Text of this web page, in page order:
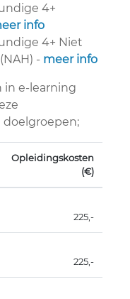
4+
info
4+ Niet
- meer info
in e-learning
Opleidingskosten
(€)
225,-
225,-